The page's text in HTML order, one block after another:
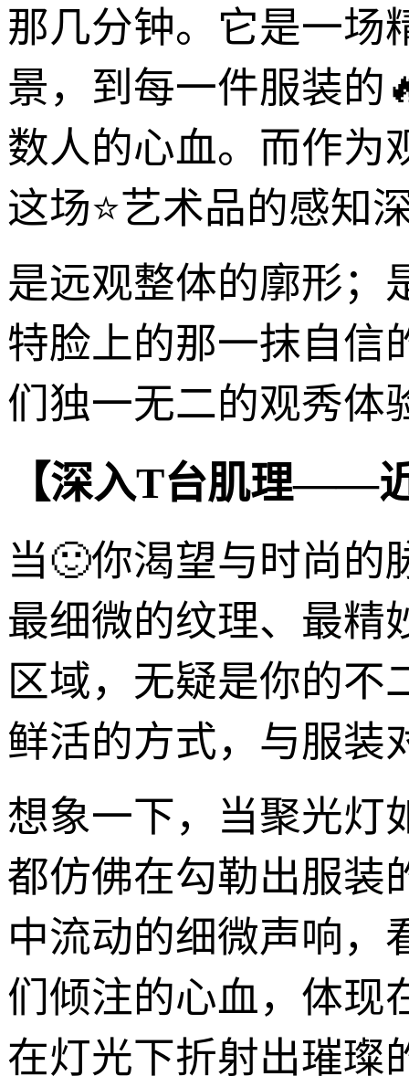
那几分钟。它是一场
景，到每一件服装的
数人的心血。而作为
这场⭐艺术品的感知
是远观整体的廓形；
特脸上的那一抹自信
们独一无二的观秀体
【深入T台肌理——
当🙂你渴望与时尚的
最细微的纹理、最精
区域，无疑是你的不
鲜活的方式，与服装
想象一下，当聚光灯
都仿佛在勾勒出服装
中流动的细微声响，
们倾注的心血，体现
在灯光下折射出璀璨